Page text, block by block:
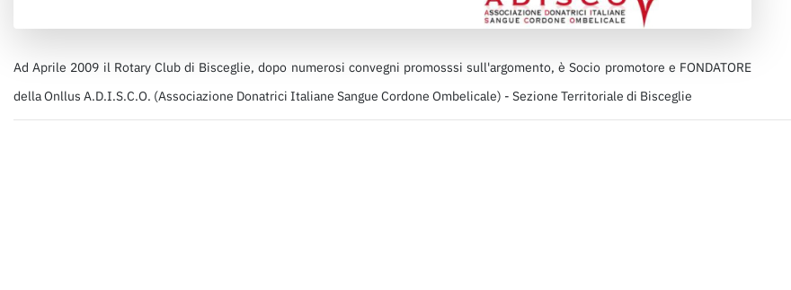
Ad Aprile 2009 il Rotary Club di Bisceglie, dopo numerosi convegni promosssi sull'argomento, è Socio promotore e FONDATORE
della Onllus A.D.I.S.C.O. (Associazione Donatrici Italiane Sangue Cordone Ombelicale) - Sezione Territoriale di Bisceglie